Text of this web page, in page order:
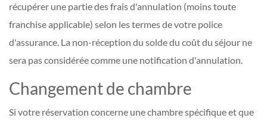
récupérer une partie des frais d'annulation (moins toute
franchise applicable) selon les termes de votre police
d'assurance. La non-réception du solde du coût du séjour ne
sera pas considérée comme une notification d'annulation.
Changement de chambre
Si votre réservation concerne une chambre spécifique et que